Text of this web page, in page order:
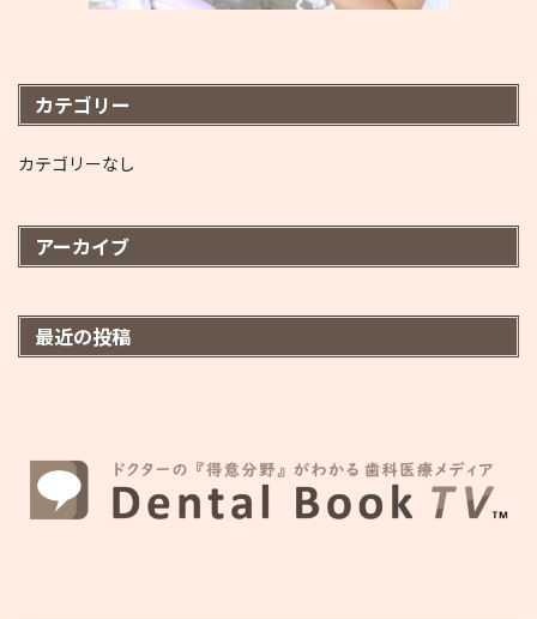
カテゴリー
カテゴリーなし
アーカイブ
最近の投稿